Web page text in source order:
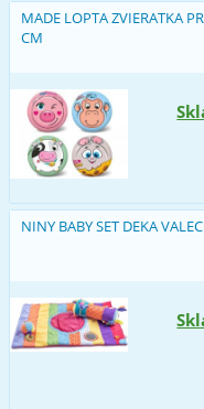
MADE LOPTA ZVIERATKA
CM
NINY BABY SET DEKA